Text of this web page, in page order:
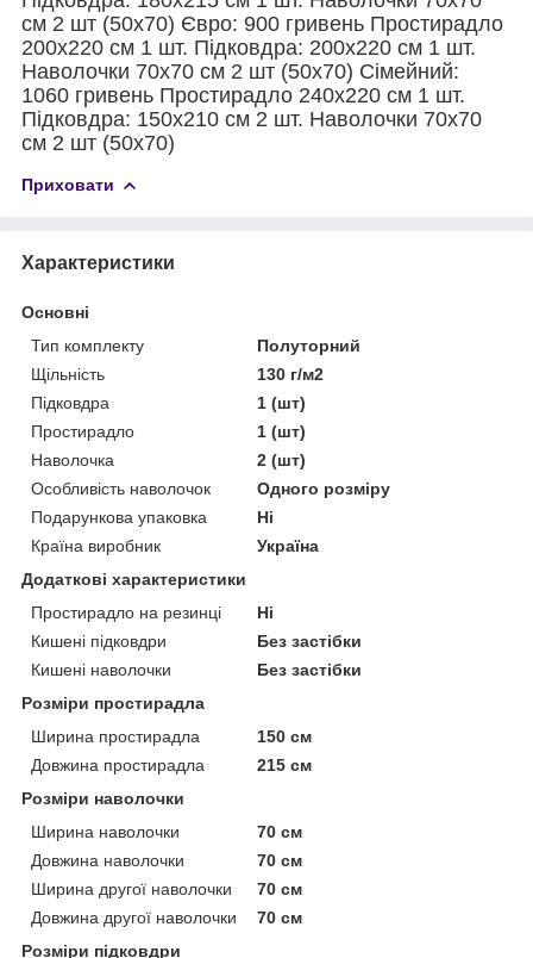
см 2 шт (50х70) Євро: 900 гривень Простирадло
200х220 см 1 шт. Підковдра: 200х220 см 1 шт.
Наволочки 70х70 см 2 шт (50х70) Сімейний:
1060 гривень Простирадло 240х220 см 1 шт.
Підковдра: 150х210 см 2 шт. Наволочки 70х70
см 2 шт (50х70)
Приховати
Характеристики
Основні
Тип комплекту
Полуторний
Щільність
130 г/м2
Підковдра
1 (шт)
Простирадло
1 (шт)
Наволочка
2 (шт)
Особливість наволочок
Одного розміру
Подарункова упаковка
Ні
Країна виробник
Україна
Додаткові характеристики
Простирадло на резинці
Ні
Кишені підковдри
Без застібки
Кишені наволочки
Без застібки
Розміри простирадла
Ширина простирадла
150 см
Довжина простирадла
215 см
Розміри наволочки
Ширина наволочки
70 см
Довжина наволочки
70 см
Ширина другої наволочки
70 см
Довжина другої наволочки
70 см
Розміри підковдри